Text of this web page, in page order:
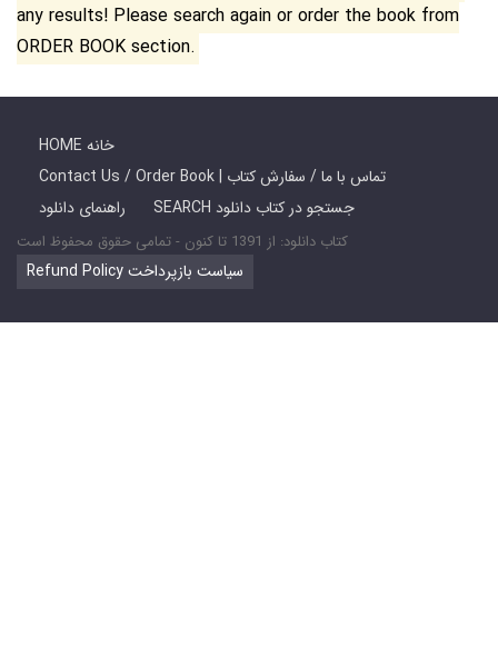
any results! Please search again or order the book from
ORDER BOOK section.
HOME خانه
Contact Us / Order Book | تماس با ما / سفارش کتاب
راهنمای دانلود
SEARCH جستجو در کتاب دانلود
کتاب دانلود: از 1391 تا کنون - تمامی حقوق محفوظ است
Refund Policy سیاست بازپرداخت